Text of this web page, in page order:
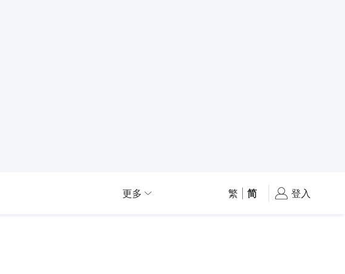
更多 繁 简 登入